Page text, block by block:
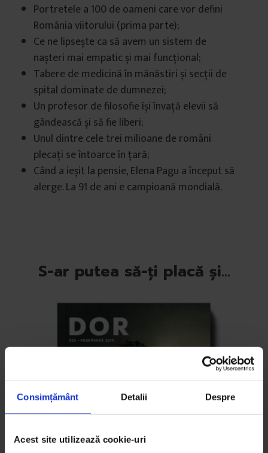
Consimțământ Detalii Despre
Acest site utilizează cookie-uri
Portretele a 100 de oameni care vor defini
România viitorului (prima parte);
Ce ne lipsește ca să avem un sistem de
nașteri mai empatic și mai funcțional;
Tabere de medicină în mănăstiri și secții de
spital dominate de dumnezei;
Un profesor de filosofie își învață elevii să
gândească și să fie liberi;
Unul dintre cele trei milioane de români
plecați se întoarce în țară;
Când a ieșit la pensie, Elena Pagu a început să
alerge. La 91 de ani e campioană mondială.
S-ar putea să-ți placă și…